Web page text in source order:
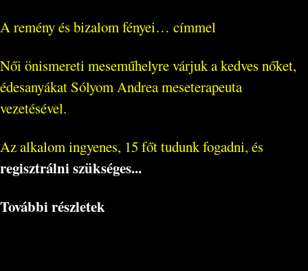
A remény és bizalom fényei… címmel
Női önismereti meseműhelyre várjuk a kedves nőket,
édesanyákat Sólyom Andrea meseterapeuta
vezetésével.
Az alkalom ingyenes, 15 főt tudunk fogadni, és
regisztrálni szükséges...
További részletek